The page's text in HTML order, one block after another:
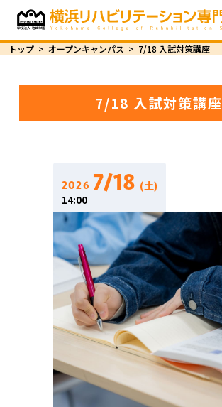
トップ > オープンキャンパス > 7/18 入試対策講座
7/18 入試対策講座
2026 7/18 (土)
14:00